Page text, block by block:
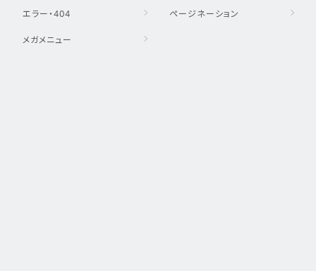
エラー・404
メガメニュー
ページネーション